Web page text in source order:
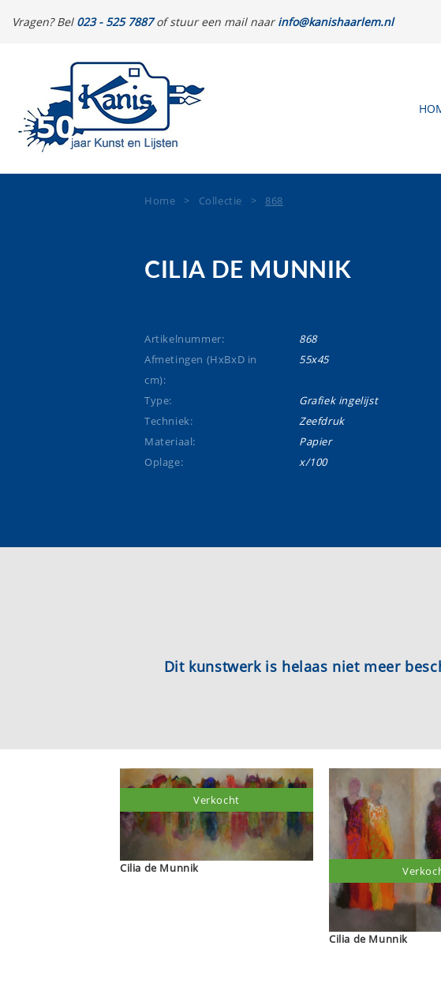
Vragen? Bel 023 - 525 7887of stuur een mail naarinfo@kanishaarlem.nl
Home > Collectie > 868
CILIA DE MUNNIK
Artikelnummer:
868
Afmetingen (HxBxD in
cm):
55x45
Type:
Grafiek ingelijst
Techniek:
Zeefdruk
Materiaal:
Papier
Oplage:
x/100
Dit kunstwerk is helaas niet meer
Cilia de Munnik
Verkocht
Cilia de Munnik